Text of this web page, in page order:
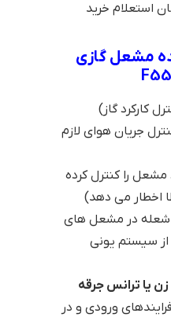
استعلام خرید
مشعل گازی
کارکرد گاز)
جریان هوای لازم
مشعل را کنترل کرده
اخطار می دهد)
در مشعل های
از سیستم یونی
یا ترانس جرقه
ورودی و در